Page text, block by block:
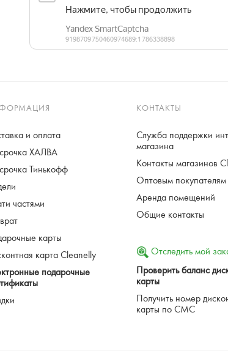
и оплата
ХАЛВА
Тинькофф
частями
карты
карта Cleanelly
подарочные
КОНТАКТЫ
Служба поддержки
магазина
Контакты магазинов
Оптовым покупателям
Аренда помещений
Общие контакты
Отследить мой
Проверить баланс
карты
Получить номер
карты по СМС